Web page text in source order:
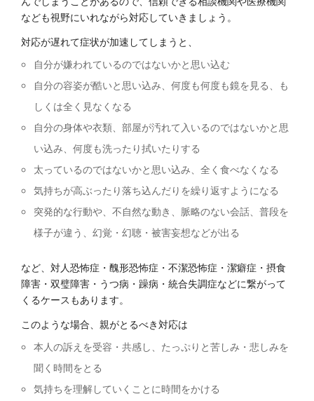
なども視野にいれながら対応していきましょう。
対応が遅れて症状が加速してしまうと、
自分が嫌われているのではないかと思い込む
自分の容姿が酷いと思い込み、何度も何度も鏡を見る、も
しくは全く見なくなる
自分の身体や衣類、部屋が汚れて入いるのではないかと思
い込み、何度も洗ったり拭いたりする
太っているのではないかと思い込み、全く食べなくなる
気持ちが高ぶったり落ち込んだりを繰り返すようになる
突発的な行動や、不自然な動き、脈略のない会話、普段を
様子が違う、幻覚・幻聴・被害妄想などが出る
など、対人恐怖症・醜形恐怖症・不潔恐怖症・潔癖症・摂食
障害・双璧障害・うつ病・躁病・統合失調症などに繋がって
くるケースもあります。
このような場合、親がとるべき対応は
本人の訴えを受容・共感し、たっぷりと苦しみ・悲しみを
聞く時間をとる
気持ちを理解していくことに時間をかける